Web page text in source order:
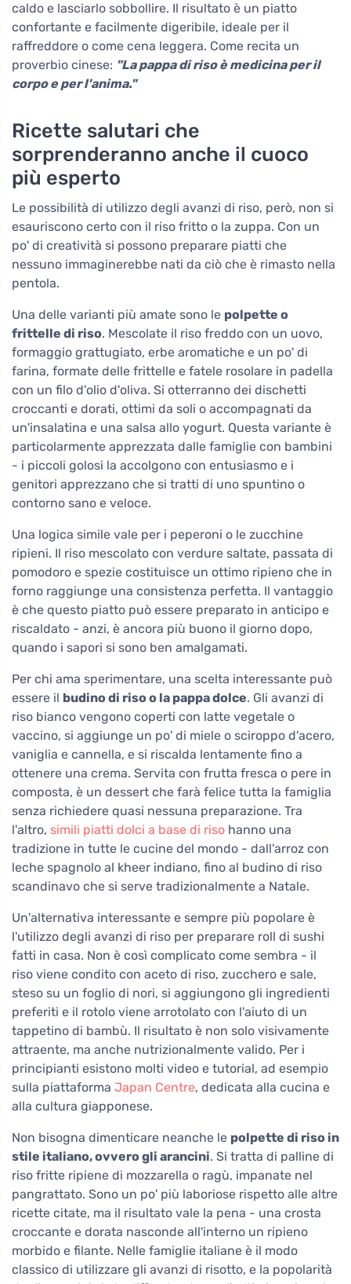
caldo e lasciarlo sobbollire. Il risultato è un piatto
confortante e facilmente digeribile, ideale per il
raffreddore o come cena leggera. Come recita un
proverbio cinese: "La pappa di riso è medicina per il
corpo e per l'anima."
Ricette salutari che
sorprenderanno anche il cuoco
più esperto
Le possibilità di utilizzo degli avanzi di riso, però, non si
esauriscono certo con il riso fritto o la zuppa. Con un
po' di creatività si possono preparare piatti che
nessuno immaginerebbe nati da ciò che è rimasto nella
pentola.
Una delle varianti più amate sono le polpette o
frittelle di riso. Mescolate il riso freddo con un uovo,
formaggio grattugiato, erbe aromatiche e un po' di
farina, formate delle frittelle e fatele rosolare in padella
con un filo d'olio d'oliva. Si otterranno dei dischetti
croccanti e dorati, ottimi da soli o accompagnati da
un'insalatina e una salsa allo yogurt. Questa variante è
particolarmente apprezzata dalle famiglie con bambini
- i piccoli golosi la accolgono con entusiasmo e i
genitori apprezzano che si tratti di uno spuntino o
contorno sano e veloce.
Una logica simile vale per i peperoni o le zucchine
ripieni. Il riso mescolato con verdure saltate, passata di
pomodoro e spezie costituisce un ottimo ripieno che in
forno raggiunge una consistenza perfetta. Il vantaggio
è che questo piatto può essere preparato in anticipo e
riscaldato - anzi, è ancora più buono il giorno dopo,
quando i sapori si sono ben amalgamati.
Per chi ama sperimentare, una scelta interessante può
essere il budino di riso o la pappa dolce. Gli avanzi di
riso bianco vengono coperti con latte vegetale o
vaccino, si aggiunge un po' di miele o sciroppo d'acero,
vaniglia e cannella, e si riscalda lentamente fino a
ottenere una crema. Servita con frutta fresca o pere in
composta, è un dessert che farà felice tutta la famiglia
senza richiedere quasi nessuna preparazione. Tra
l'altro, simili piatti dolci a base di riso hanno una
tradizione in tutte le cucine del mondo - dall'arroz con
leche spagnolo al kheer indiano, fino al budino di riso
scandinavo che si serve tradizionalmente a Natale.
Un'alternativa interessante e sempre più popolare è
l'utilizzo degli avanzi di riso per preparare roll di sushi
fatti in casa. Non è così complicato come sembra - il
riso viene condito con aceto di riso, zucchero e sale,
steso su un foglio di nori, si aggiungono gli ingredienti
preferiti e il rotolo viene arrotolato con l'aiuto di un
tappetino di bambù. Il risultato è non solo visivamente
attraente, ma anche nutrizionalmente valido. Per i
principianti esistono molti video e tutorial, ad esempio
sulla piattaforma Japan Centre, dedicata alla cucina e
alla cultura giapponese.
Non bisogna dimenticare neanche le polpette di riso in
stile italiano, ovvero gli arancini. Si tratta di palline di
riso fritte ripiene di mozzarella o ragù, impanate nel
pangrattato. Sono un po' più laboriose rispetto alle altre
ricette citate, ma il risultato vale la pena - una crosta
croccante e dorata nasconde all'interno un ripieno
morbido e filante. Nelle famiglie italiane è il modo
classico di utilizzare gli avanzi di risotto, e la popolarità